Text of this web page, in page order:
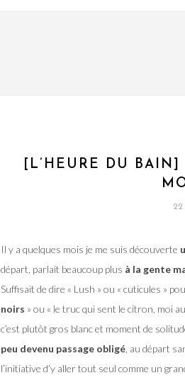
[L’HEURE DU
22
Il y a quelques mois je me suis découverte
départ, parlait beaucoup plus à la gente
Suffisait de dire « Lush » ou « cuticules »
noirs » ou « le truc qui sent le citron, moi
c’est plutôt gros blanc et moment de
peu devenu passage obligé , au départ
l’initiative d’y aller tout seul comme un